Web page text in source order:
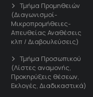
Τμήμα Προμηθειών
(Διαγωνισμοί-
Μικροπρομήθειες-
Απευθείας Αναθέσεις
κλπ / Διαβουλεύσεις)
Τμήμα Προσωπικού
(Λίστες αναμονής,
Προκηρύξεις θέσεων,
Εκλογές, Διαδικαστικά)